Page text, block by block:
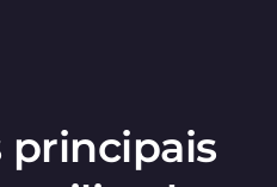
principais